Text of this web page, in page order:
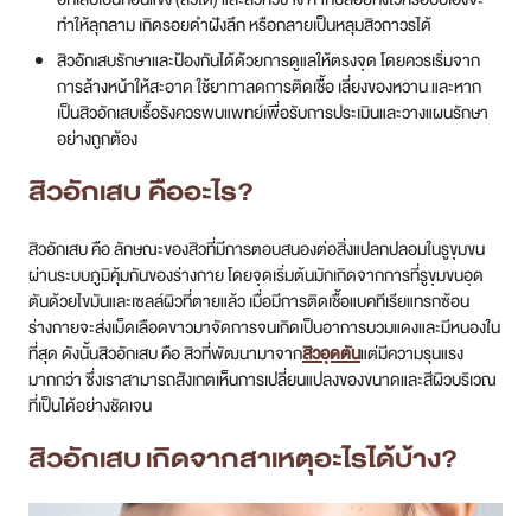
สาขา เซ็นทรัลปิ่นเกล้า
สาขา บางนา
สาขา CDC
สาขา นครปฐม
ไทย
ทำให้ลุกลาม เกิดรอยดำฝังลึก หรือกลายเป็นหลุมสิวถาวรได้
สิวอักเสบรักษาและป้องกันได้ด้วยการดูแลให้ตรงจุด โดยควรเริ่มจาก
การล้างหน้าให้สะอาด ใช้ยาทาลดการติดเชื้อ เลี่ยงของหวาน และหาก
เป็นสิวอักเสบเรื้อรังควรพบแพทย์เพื่อรับการประเมินและวางแผนรักษา
อย่างถูกต้อง
สิวอักเสบ คืออะไร?
สิวอักเสบ คือ ลักษณะของสิวที่มีการตอบสนองต่อสิ่งแปลกปลอมในรูขุมขน
ผ่านระบบภูมิคุ้มกันของร่างกาย โดยจุดเริ่มต้นมักเกิดจากการที่รูขุมขนอุด
ตันด้วยไขมันและเซลล์ผิวที่ตายแล้ว เมื่อมีการติดเชื้อแบคทีเรียแทรกซ้อน
ร่างกายจะส่งเม็ดเลือดขาวมาจัดการจนเกิดเป็นอาการบวมแดงและมีหนองใน
ที่สุด ดังนั้นสิวอักเสบ คือ สิวที่พัฒนามาจากสิวอุดตันแต่มีความรุนแรง
มากกว่า ซึ่งเราสามารถสังเกตเห็นการเปลี่ยนแปลงของขนาดและสีผิวบริเวณ
ที่เป็นได้อย่างชัดเจน
สิวอักเสบเกิดจากสาเหตุอะไรได้บ้าง?